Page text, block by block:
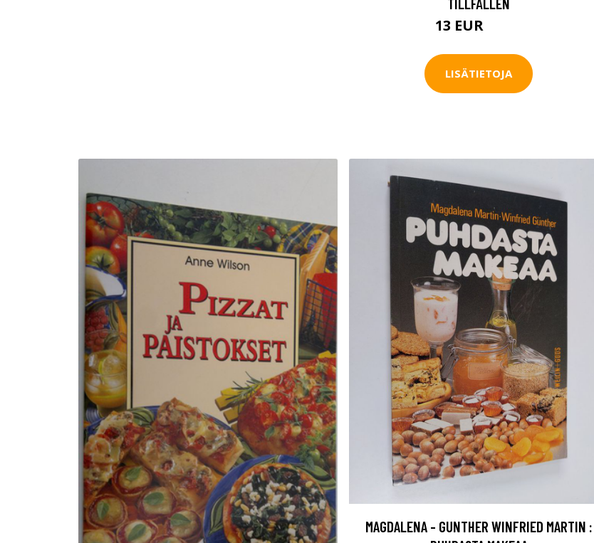
13 EUR
LISÄTIETOJA
MAGDALENA - GUNTHER WINFRIED MARTIN :